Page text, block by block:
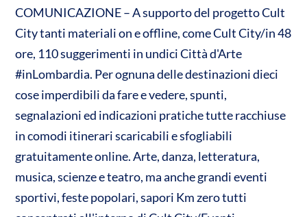
COMUNICAZIONE – A supporto del progetto Cult
City tanti materiali on e offline, come Cult City/in 48
ore, 110 suggerimenti in undici Città d'Arte
#inLombardia. Per ognuna delle destinazioni dieci
cose imperdibili da fare e vedere, spunti,
segnalazioni ed indicazioni pratiche tutte racchiuse
in comodi itinerari scaricabili e sfogliabili
gratuitamente online. Arte, danza, letteratura,
musica, scienze e teatro, ma anche grandi eventi
sportivi, feste popolari, sapori Km zero tutti